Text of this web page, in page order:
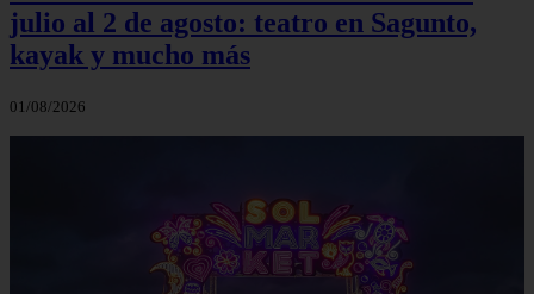
julio al 2 de agosto: teatro en Sagunto,
kayak y mucho más
01/08/2026